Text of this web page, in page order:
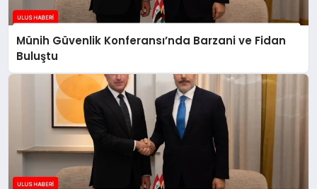
Münih Güvenlik Konferansı’nda Barzani ve Fidan
Buluştu